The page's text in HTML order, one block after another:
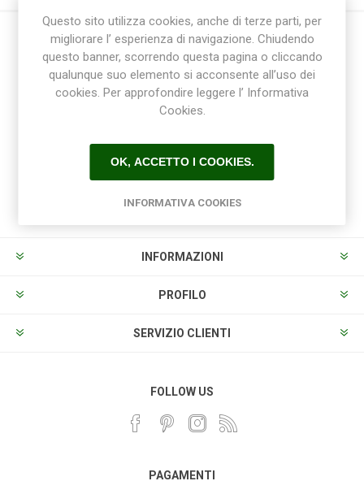
INFORMAZIONI
PROFILO
SERVIZIO CLIENTI
FOLLOW US
PAGAMENTI
Questo sito utilizza cookies, anche di terze parti, per
migliorare l’ esperienza di navigazione. Chiudendo
questo banner, scorrendo questa pagina o cliccando
qualunque suo elemento si acconsente all’uso dei
cookies. Per approfondire leggere l’ Informativa
Cookies.
OK, ACCETTO I COOKIES.
INFORMATIVA COOKIES